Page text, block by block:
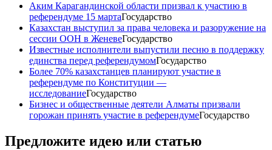
Аким Карагандинской области призвал к участию в
референдуме 15 мартаГосударство
Казахстан выступил за права человека и разоружение на
сессии ООН в ЖеневеГосударство
Известные исполнители выпустили песню в поддержку
единства перед референдумомГосударство
Более 70% казахстанцев планируют участие в
референдуме по Конституции —
исследованиеГосударство
Бизнес и общественные деятели Алматы призвали
горожан принять участие в референдумеГосударство
Предложите идею или статью